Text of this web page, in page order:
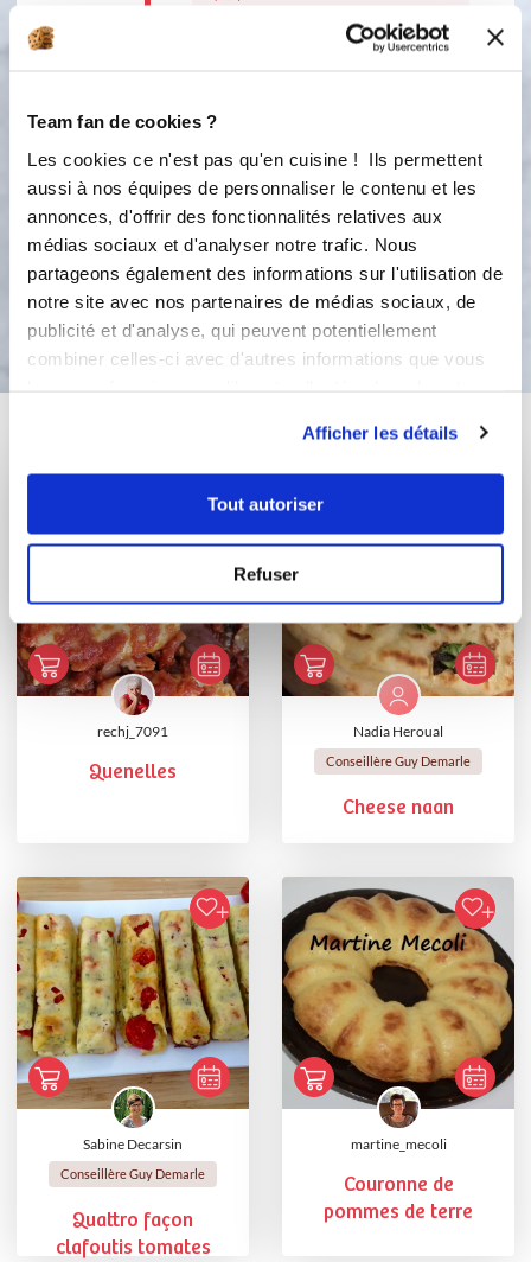
Team fan de cookies ?
Les cookies ce n'est pas qu'en cuisine ! Ils permettent
aussi à nos équipes de personnaliser le contenu et les
annonces, d'offrir des fonctionnalités relatives aux
médias sociaux et d'analyser notre trafic. Nous
partageons également des informations sur l'utilisation de
notre site avec nos partenaires de médias sociaux, de
publicité et d'analyse, qui peuvent potentiellement
combiner celles-ci avec d'autres informations que vous
Afficher les détails
Tout autoriser
Refuser
Votre pâte est prête. Si besoin,
une préparation bien lisse. Mettre
individuelle (environ 2 louches
pleines) et cuire dans une poêle
environ 4 minutes de chaque côté.
Bon appétit !
rechj_7091
Quenelles
Nadia Heroual
Conseillère Guy Demarle
Cheese naan
Sabine Decarsin
Conseillère Guy Demarle
Quattro façon
clafoutis tomates
martine_mecoli
Couronne de
pommes de terre